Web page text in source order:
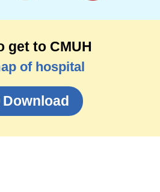
get to CMUH
of hospital
Download